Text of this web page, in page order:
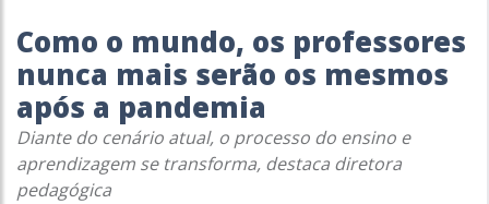
Como o mundo, os professores
nunca mais serão os mesmos
após a pandemia
Diante do cenário atual, o processo do ensino e
aprendizagem se transforma, destaca diretora
pedagógica